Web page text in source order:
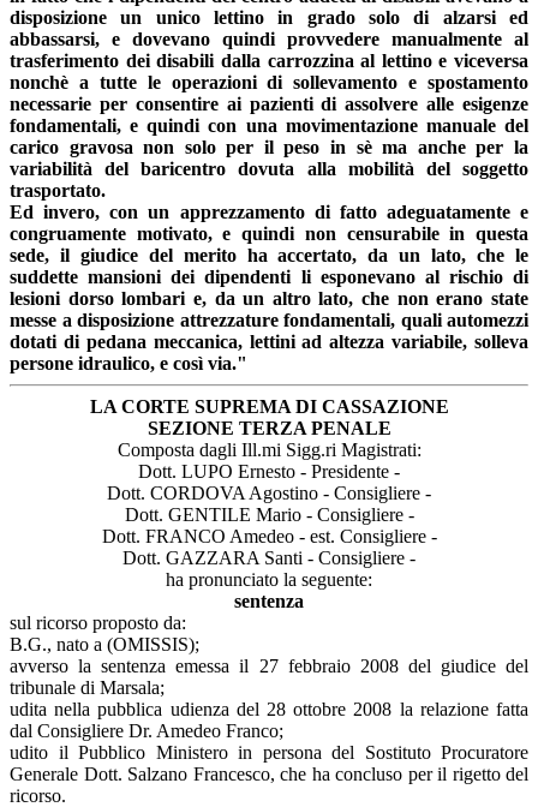
disposizione un unico lettino in grado solo di alzarsi ed
abbassarsi, e dovevano quindi provvedere manualmente al
trasferimento dei disabili dalla carrozzina al lettino e viceversa
nonchè a tutte le operazioni di sollevamento e spostamento
necessarie per consentire ai pazienti di assolvere alle esigenze
fondamentali, e quindi con una movimentazione manuale del
carico gravosa non solo per il peso in sè ma anche per la
variabilità del baricentro dovuta alla mobilità del soggetto
trasportato.
Ed invero, con un apprezzamento di fatto adeguatamente e
congruamente motivato, e quindi non censurabile in questa
sede, il giudice del merito ha accertato, da un lato, che le
suddette mansioni dei dipendenti li esponevano al rischio di
lesioni dorso lombari e, da un altro lato, che non erano state
messe a disposizione attrezzature fondamentali, quali automezzi
dotati di pedana meccanica, lettini ad altezza variabile, solleva
persone idraulico, e così via."
LA CORTE SUPREMA DI CASSAZIONE
SEZIONE TERZA PENALE
Composta dagli Ill.mi Sigg.ri Magistrati:
Dott. LUPO Ernesto - Presidente -
Dott. CORDOVA Agostino - Consigliere -
Dott. GENTILE Mario - Consigliere -
Dott. FRANCO Amedeo - est. Consigliere -
Dott. GAZZARA Santi - Consigliere -
ha pronunciato la seguente:
sentenza
sul ricorso proposto da:
B.G., nato a (OMISSIS);
avverso la sentenza emessa il 27 febbraio 2008 del giudice del
tribunale di Marsala;
udita nella pubblica udienza del 28 ottobre 2008 la relazione fatta
dal Consigliere Dr. Amedeo Franco;
udito il Pubblico Ministero in persona del Sostituto Procuratore
Generale Dott. Salzano Francesco, che ha concluso per il rigetto del
ricorso.